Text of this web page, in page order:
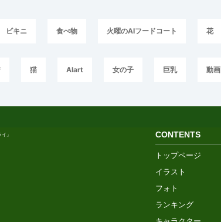
ビキニ 食べ物 火曜のAIフードコート 花
猫 AIart 女の子 巨乳 動画
」 CONTENTS
トップページ
イラスト
フォト
ランキング